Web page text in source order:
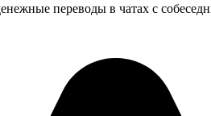
переводы в чатах с